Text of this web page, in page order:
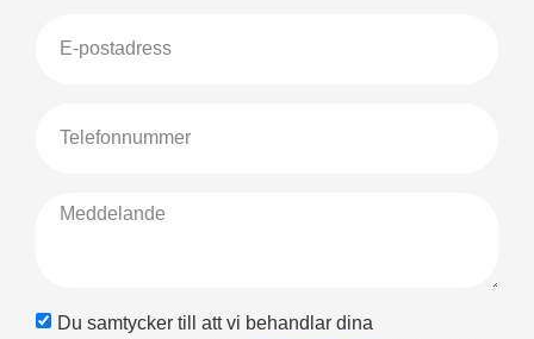
Du samtycker till att vi behandlar dina